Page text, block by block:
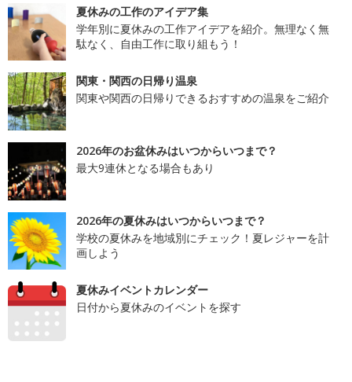
夏休みの工作のアイデア集
学年別に夏休みの工作アイデアを紹介。無理なく無
駄なく、自由工作に取り組もう！
関東・関西の日帰り温泉
関東や関西の日帰りできるおすすめの温泉をご紹介
2026年のお盆休みはいつからいつまで？
最大9連休となる場合もあり
2026年の夏休みはいつからいつまで？
学校の夏休みを地域別にチェック！夏レジャーを計
画しよう
夏休みイベントカレンダー
日付から夏休みのイベントを探す